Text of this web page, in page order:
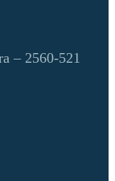
– 2560-521